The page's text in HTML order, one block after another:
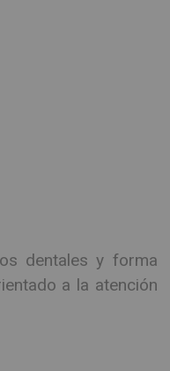
dentales y forma
a la atención